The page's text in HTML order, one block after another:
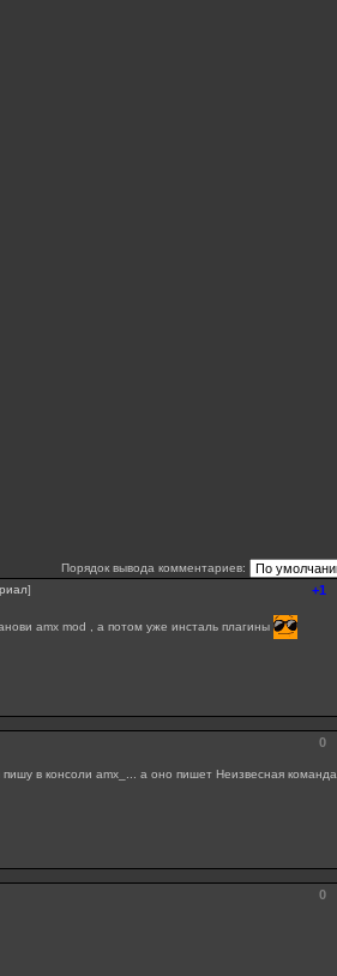
Порядок вывода комментариев:
+1
]
amx mod , а потом уже инсталь плагины
0
пишу в консоли amx_... а оно пишет Неизвесная команда
0